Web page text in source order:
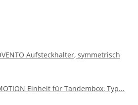
Aufsteckhalter, symmetrisch